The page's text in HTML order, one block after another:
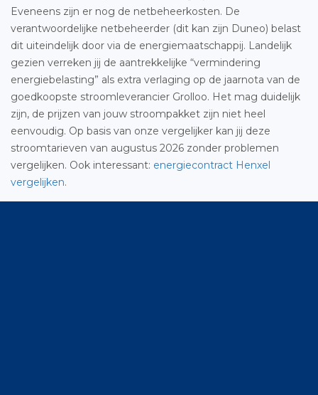
Eveneens zijn er nog de netbeheerkosten. De
verantwoordelijke netbeheerder (dit kan zijn Duneo) belast
dit uiteindelijk door via de energiemaatschappij. Landelijk
gezien verreken jij de aantrekkelijke “vermindering
energiebelasting” als extra verlaging op de jaarnota van de
goedkoopste stroomleverancier Grolloo. Het mag duidelijk
zijn, de prijzen van jouw stroompakket zijn niet heel
eenvoudig. Op basis van onze vergelijker kan jij deze
stroomtarieven van augustus 2026 zonder problemen
vergelijken. Ook interessant: energiecontract Henxel
vergelijken.